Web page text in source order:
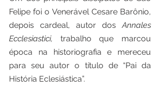
Felipe foi o Venerável Cesare Barônio,
depois cardeal, autor dos Annales
Ecclesiastici, trabalho que marcou
época na historiografia e mereceu
para seu autor o título de “Pai da
História Eclesiástica”.